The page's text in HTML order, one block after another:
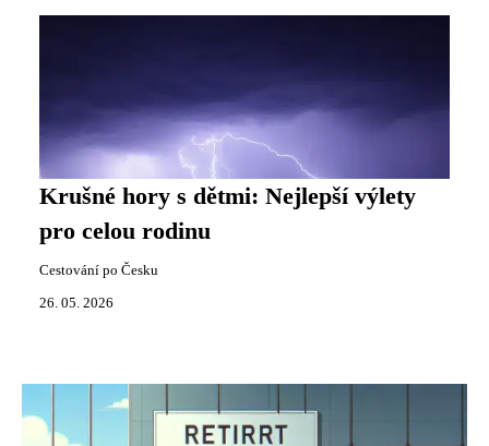
Krušné hory s dětmi: Nejlepší výlety
pro celou rodinu
Cestování po Česku
26. 05. 2026